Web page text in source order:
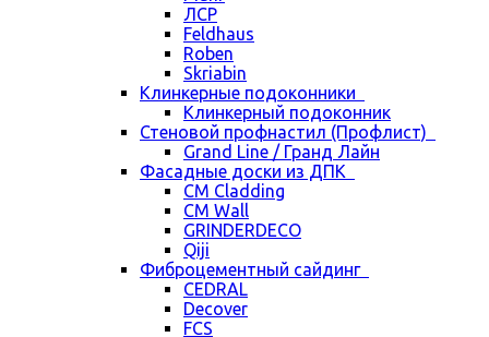
ЛСР
Feldhaus
Roben
Skriabin
Клинкерные подоконники
Клинкерный подоконник
Стеновой профнастил (Профлист)
Grand Line / Гранд Лайн
Фасадные доски из ДПК
CM Cladding
CM Wall
GRINDERDECO
Qiji
Фиброцементный сайдинг
CEDRAL
Decover
FCS